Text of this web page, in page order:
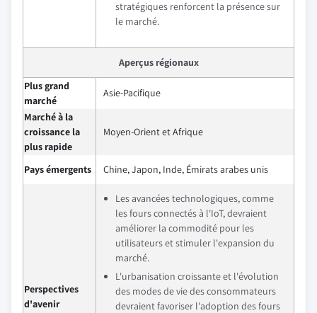
stratégiques renforcent la présence sur
le marché.
Aperçus régionaux
Plus grand
marché
Asie-Pacifique
Marché à la
croissance la
plus rapide
Moyen-Orient et Afrique
Pays émergents Chine, Japon, Inde, Émirats arabes unis
Perspectives
d'avenir
Les avancées technologiques, comme
les fours connectés à l'IoT, devraient
améliorer la commodité pour les
utilisateurs et stimuler l'expansion du
marché.
L'urbanisation croissante et l'évolution
des modes de vie des consommateurs
devraient favoriser l'adoption des fours